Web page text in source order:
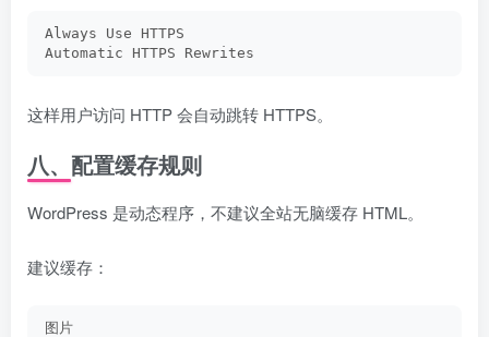
Always Use HTTPS
Automatic HTTPS Rewrites
这样用户访问 HTTP 会自动跳转 HTTPS。
八、配置缓存规则
WordPress 是动态程序，不建议全站无脑缓存 HTML。
建议缓存：
图片